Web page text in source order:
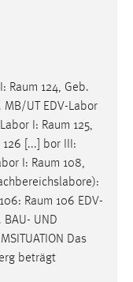
Raum 124, Geb.
MB/UT EDV-Labor
I: Raum 125,
126 [...] bor III:
I: Raum 108,
Raum 106 EDV-
BAU- UND
Das
beträgt